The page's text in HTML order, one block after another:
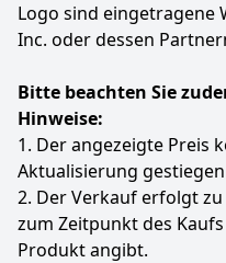
Logo sind eingetragene
Inc. oder dessen
Bitte beachten Sie
Hinweise:
1. Der angezeigte Preis
Aktualisierung
2. Der Verkauf erfolgt
zum Zeitpunkt des
Produkt angibt.